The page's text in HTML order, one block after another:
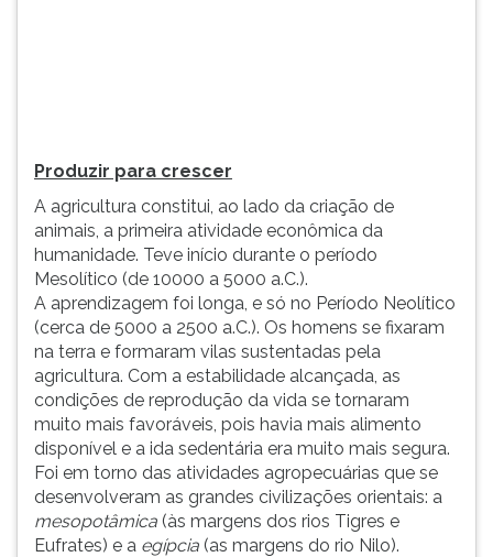
leitura
pressione
(primeira
tecla
esquerda
para
continuar
pressione
(primeira
tecla
Produzir para crescer
A agricultura constitui, ao lado da criação de
animais, a primeira atividade econômica da
humanidade. Teve início durante o período
Mesolítico (de 10000 a 5000 a.C.).
A aprendizagem foi longa, e só no Período Neolítico
(cerca de 5000 a 2500 a.C.). Os homens se fixaram
na terra e formaram vilas sustentadas pela
agricultura. Com a estabilidade alcançada, as
condições de reprodução da vida se tornaram
muito mais favoráveis, pois havia mais alimento
disponível e a ida sedentária era muito mais segura.
Foi em torno das atividades agropecuárias que se
desenvolveram as grandes civilizações orientais: a
mesopotâmica (às margens dos rios Tigres e
Eufrates) e a egípcia (as margens do rio Nilo).